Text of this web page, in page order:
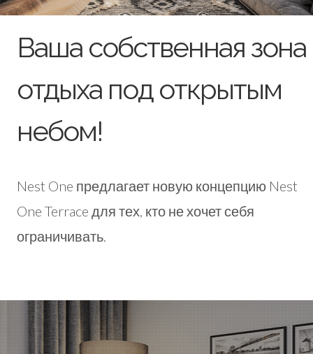
Ваша собственная зона
отдыха под открытым
небом!
Nest One предлагает новую концепцию Nest
One Terrace для тех, кто не хочет себя
ограничивать.